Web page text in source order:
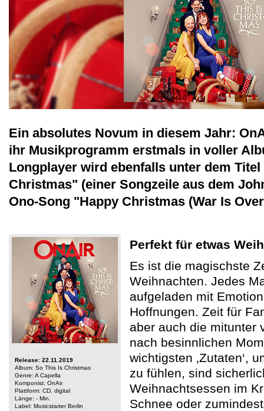
Ein absolutes Novum in diesem Jahr:
ihr Musikprogramm erstmals in voller
Longplayer wird ebenfalls unter dem
Christmas" (einer Songzeile aus dem
Ono-Song "Happy Christmas (War Is
Release: 22.11.2019
Album: So This Is Christmas
Genre: A Capella
Komponist: OnAir
Plattform: CD, digital
Länge: - Min.
Label: Musicstarter Berlin
Perfekt für etwas
Es ist die magischste
Weihnachten. Jedes
aufgeladen mit
Hoffnungen. Zeit für
aber auch die mitunter
nach besinnlichen
wichtigsten ‚Zutaten‘,
zu fühlen, sind
Weihnachtsessen im
Schnee oder